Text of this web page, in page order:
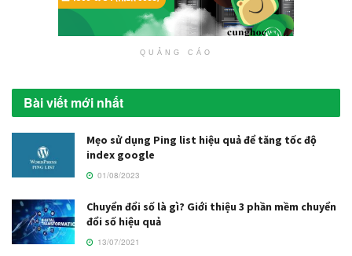
QUẢNG CÁO
Bài viết mới nhất
Mẹo sử dụng Ping list hiệu quả để tăng tốc độ
index google
01/08/2023
Chuyển đổi số là gì? Giới thiệu 3 phần mềm chuyển
đổi số hiệu quả
13/07/2021